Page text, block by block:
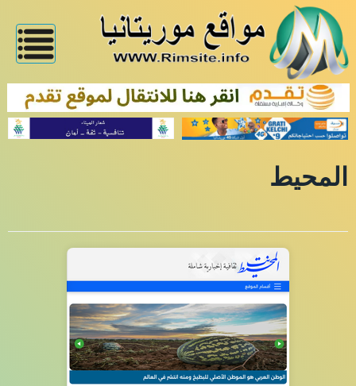
المحيط